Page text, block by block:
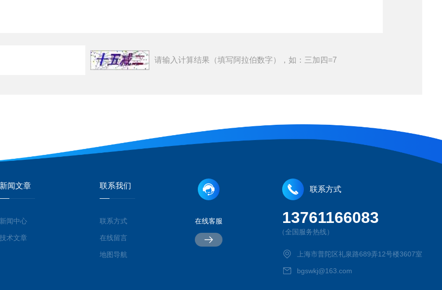
请输入计算结果（填写阿拉伯数字），如：三加四=7
新闻文章
新闻中心
技术文章
联系我们
联系方式
在线留言
地图导航
在线客服
联系方式
13761166083
（全国服务热线）
上海市普陀区礼泉路689弄12号楼3607室
bgswkj@163.com